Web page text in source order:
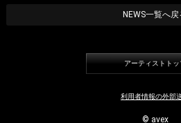
NEWS一覧へ戻
アーティストトッ
利用者情報の外部
© avex
avex classics facebook
avex classics twitter